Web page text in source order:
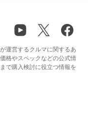
運営するクルマに関するあ
格やスペックなどの公式情
で購入検討に役立つ情報を